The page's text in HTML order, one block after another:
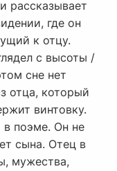
рассказывает
где он
к отцу.
с высоты /
сне нет
отца, который
винтовку.
поэме. Он не
сына. Отец в
мужества,